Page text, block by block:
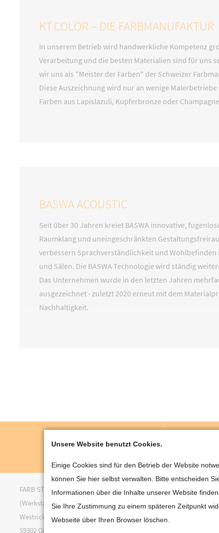
KT.COLOR – DIE FARBMANUFAKTUR
In unserem Betrieb wird handwerkliche Kompetenz
Verarbeitung und die besten Materialien sind für uns
wir uns als "Meister der Farben" der Schweizer
Diese Auszeichnung wird nur an wenige
Farben aus Lapislazuli, Kupferbronze oder
BASWA ACOUSTIC
Seit über 30 Jahren kreiet BASWA innovative,
Raumklang und uneingeschränkten
verbessern Sprachverständlichkeit und
und Sälen. Die BASWA Technologie wird ständig
Das Unternehmen wurde in den letzten Jahren
ausgezeichnet - zuletzt 2020 erneut mit dem
Nachhaltigkeit.
TELEFON
FARB STUDIO Roland Brinkmann
(Werkstatt + Ausstellung)
Westrickweg 20
59302 Oelde
Roland Brinkmann
(Büro)
Hindenburgstr. 4
Unsere Website benutzt Cookies.
Einige Cookies sind für den Betrieb der Website
können Sie hier selbst verwalten. Bitte entscheiden
Informationen über die Inhalte unserer Website
Sie Ihre Zustimmung zu einem späteren Zeitpunkt
Webseite über Ihren Browser löschen.